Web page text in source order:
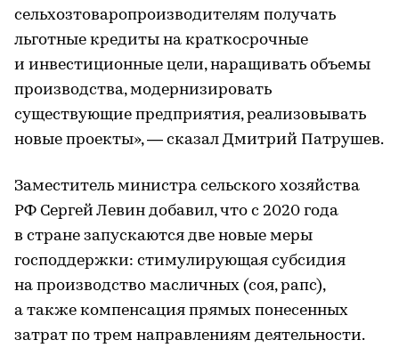
сельхозтоваропроизводителям получать
льготные кредиты на краткосрочные
и инвестиционные цели, наращивать объемы
производства, модернизировать
существующие предприятия, реализовывать
новые проекты», — сказал Дмитрий Патрушев.
Заместитель министра сельского хозяйства
РФ Сергей Левин добавил, что с 2020 года
в стране запускаются две новые меры
господдержки: стимулирующая субсидия
на производство масличных (соя, рапс),
а также компенсация прямых понесенных
затрат по трем направлениям деятельности.